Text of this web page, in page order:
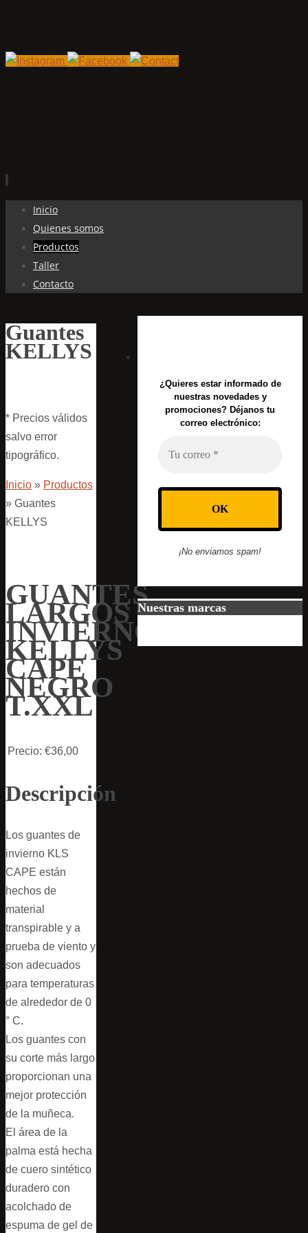
contenido
Inicio
Quienes somos
Productos
Taller
Contacto
Guantes
KELLYS
* Precios válidos
salvo error
tipográfico.
Inicio » Productos
» Guantes
KELLYS
GUANTES
LARGOS
INVIERNO
KELLYS
CAPE
NEGRO
T.XXL
Precio: €36,00
Descripción
Los guantes de
invierno KLS
CAPE están
hechos de
material
transpirable y a
prueba de viento y
son adecuados
para temperaturas
de alrededor de 0
° C.
Los guantes con
su corte más largo
proporcionan una
mejor protección
de la muñeca.
El área de la
palma está hecha
de cuero sintético
duradero con
acolchado de
espuma de gel de
¿Quieres estar informado de
nuestras novedades y
promociones? Déjanos tu
correo electrónico:
¡No enviamos spam!
Nuestras marcas